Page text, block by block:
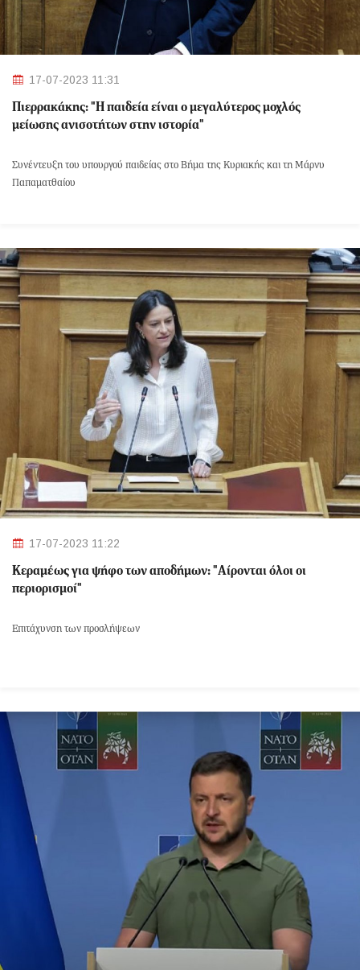
17-07-2023 11:31
Πιερρακάκης: "Η παιδεία είναι ο μεγαλύτερος μοχλός
μείωσης ανισοτήτων στην ιστορία"
Συνέντευξη του υπουργού παιδείας στο Βήμα της Κυριακής και τη Μάρνυ
Παπαματθαίου
17-07-2023 11:22
Κεραμέως για ψήφο των αποδήμων: "Αίρονται όλοι οι
περιορισμοί"
Επιτάχυνση των προσλήψεων